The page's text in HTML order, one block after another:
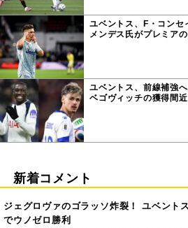
ユベントス、F・コンセ
メンデス氏がプレミア
ユベントス、前線補強
ベゴヴィッチの獲得間
新着コメント
ジェグロヴァのゴラッソ炸裂！ ユベント
でウノゼロ勝利